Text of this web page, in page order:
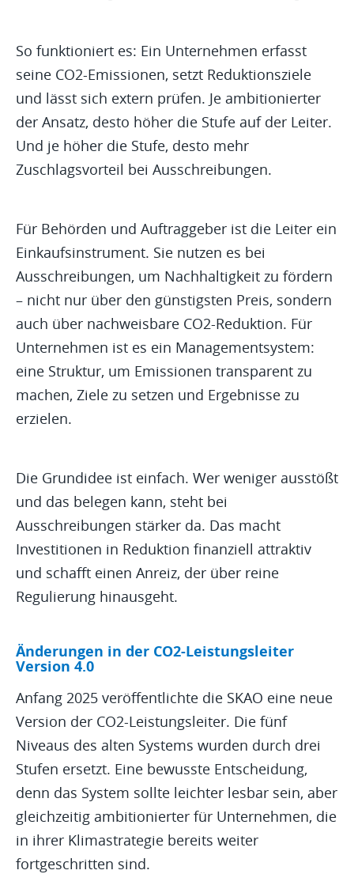
So funktioniert es: Ein Unternehmen erfasst
seine CO2-Emissionen, setzt Reduktionsziele
und lässt sich extern prüfen. Je ambitionierter
der Ansatz, desto höher die Stufe auf der Leiter.
Und je höher die Stufe, desto mehr
Zuschlagsvorteil bei Ausschreibungen.
Für Behörden und Auftraggeber ist die Leiter ein
Einkaufsinstrument. Sie nutzen es bei
Ausschreibungen, um Nachhaltigkeit zu fördern
– nicht nur über den günstigsten Preis, sondern
auch über nachweisbare CO2-Reduktion. Für
Unternehmen ist es ein Managementsystem:
eine Struktur, um Emissionen transparent zu
machen, Ziele zu setzen und Ergebnisse zu
erzielen.
Die Grundidee ist einfach. Wer weniger ausstößt
und das belegen kann, steht bei
Ausschreibungen stärker da. Das macht
Investitionen in Reduktion finanziell attraktiv
und schafft einen Anreiz, der über reine
Regulierung hinausgeht.
Änderungen in der CO2-Leistungsleiter
Version 4.0
Anfang 2025 veröffentlichte die SKAO eine neue
Version der CO2-Leistungsleiter. Die fünf
Niveaus des alten Systems wurden durch drei
Stufen ersetzt. Eine bewusste Entscheidung,
denn das System sollte leichter lesbar sein, aber
gleichzeitig ambitionierter für Unternehmen, die
in ihrer Klimastrategie bereits weiter
fortgeschritten sind.